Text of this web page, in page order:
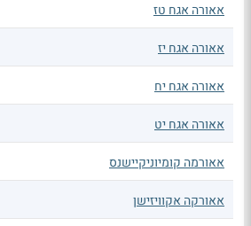
אאורה אגח טז
אאורה אגח יז
אאורה אגח יח
אאורה אגח יט
אאורמה קומיוניקיישנס
אאורקה אקוויזישן